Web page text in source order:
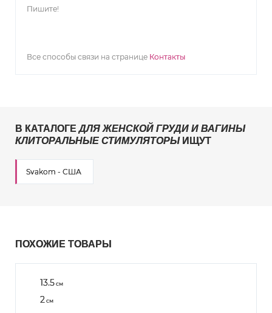
Пишите!
Все способы связи на странице Контакты
В КАТАЛОГЕДЛЯ ЖЕНСКОЙ ГРУДИ И ВАГИНЫ
КЛИТОРАЛЬНЫЕ СТИМУЛЯТОРЫИЩУТ
Svakom - США
ПОХОЖИЕ ТОВАРЫ
13.5см
2 см